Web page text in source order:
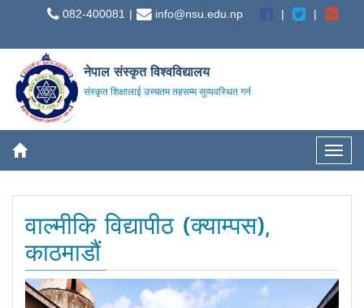
082-400081 info@nsu.edu.np
नेपाल संस्कृत विश्वविद्यालय
संस्कृत शिक्षालाई उच्चतम तहसम्म सुव्यवस्थित गर्न
वाल्मीकि विद्यापीठ (क्याम्पस),
काठमाडौं